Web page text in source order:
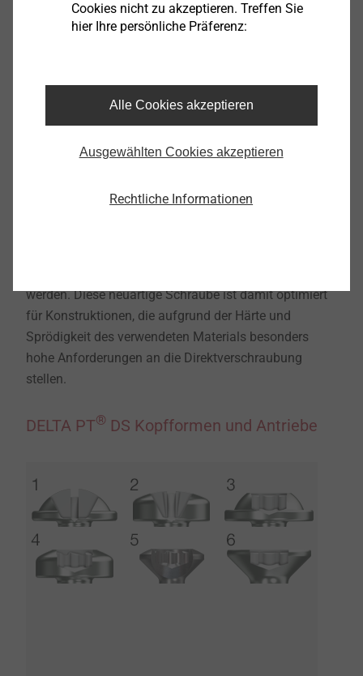
Die Gewindeform „DS“ (DuroSet) ist dabei der
bewährte DELTA PT Gewindegeometrie werden bei
der EJOT DELTA PT®DS Schraube spezielle Nuten
aufgebracht, die ein optimales Formen des
Mutterngewindes ermöglichen. Diese Nuten sind an
entwickelte Gewindeformzone ermöglicht damit ein
werden. Diese neuartige Schraube ist damit optimiert
für Konstruktionen, die aufgrund der Härte und
Sprödigkeit des verwendeten Materials besonders
hohe Anforderungen an die Direktverschraubung
stellen.
DELTA PT® DS Kopfformen und Antriebe
Cookies nicht zu akzeptieren. Treffen Sie
hier Ihre persönliche Präferenz:
Alle Cookies akzeptieren
Ausgewählten Cookies akzeptieren
Rechtliche Informationen